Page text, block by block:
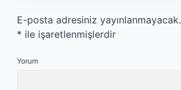
E-posta adresiniz yayınlanmayacak.
* ile işaretlenmişlerdir
Yorum